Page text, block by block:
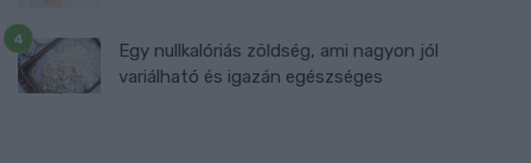
Egy nullkalóriás zöldség, ami nagyon jól
variálható és igazán egészséges